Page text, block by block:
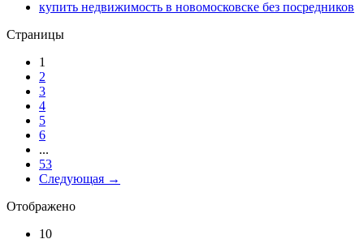
купить недвижимость в новомосковске без посредников
Страницы
1
2
3
4
5
6
...
53
Следующая →
Отображено
10